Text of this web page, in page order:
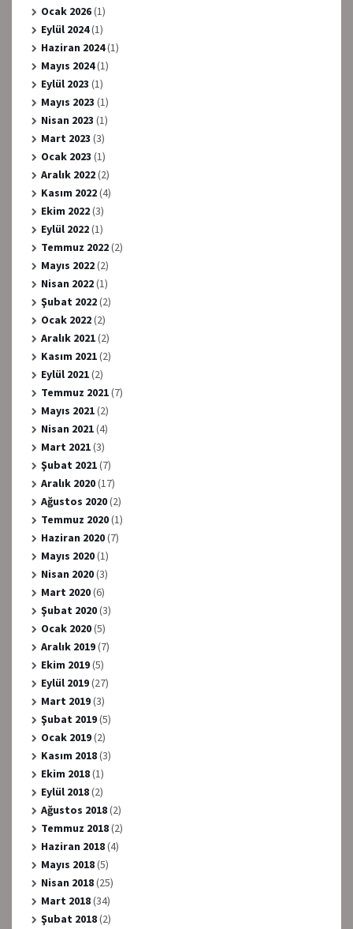
Ocak 2026(1)
Eylül 2024(1)
Haziran 2024(1)
Mayıs 2024(1)
Eylül 2023 (1)
Mayıs 2023 (1)
Nisan 2023 (1)
Mart 2023 (3)
Ocak 2023 (1)
Aralık 2022(2)
Kasım 2022(4)
Ekim 2022(3)
Eylül 2022(1)
Temmuz 2022(2)
Mayıs 2022(2)
Nisan 2022(1)
Şubat 2022(2)
Ocak 2022(2)
Aralık 2021(2)
Kasım 2021(2)
Eylül 2021(2)
Temmuz 2021(7)
Mayıs 2021(2)
Nisan 2021(4)
Mart 2021(3)
Şubat 2021(7)
Aralık 2020(17)
Ağustos 2020(2)
Temmuz 2020(1)
Haziran 2020(7)
Mayıs 2020(1)
Nisan 2020(3)
Mart 2020(6)
Şubat 2020(3)
Ocak 2020(5)
Aralık 2019(7)
Ekim 2019(5)
Eylül 2019(27)
Mart 2019(3)
Şubat 2019(5)
Ocak 2019(2)
Kasım 2018(3)
Ekim 2018(1)
Eylül 2018(2)
Ağustos 2018(2)
Temmuz 2018(2)
Haziran 2018(4)
Mayıs 2018(5)
Nisan 2018(25)
Mart 2018(34)
Şubat 2018(2)